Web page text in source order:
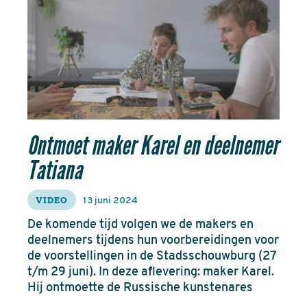
Ontmoet maker Karel en deelnemer
Tatiana
VIDEO 13 juni 2024
De komende tijd volgen we de makers en
deelnemers tijdens hun voorbereidingen voor
de voorstellingen in de Stadsschouwburg (27
t/m 29 juni). In deze aflevering: maker Karel.
Hij ontmoette de Russische kunstenares